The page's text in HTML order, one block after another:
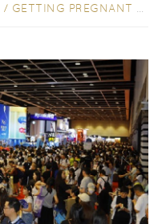
/ GETTING PREGNANT